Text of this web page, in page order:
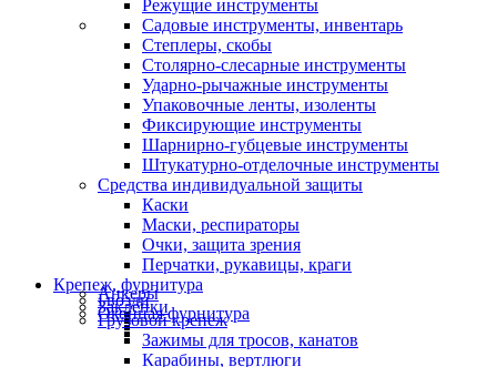
Режущие инструменты
Садовые инструменты, инвентарь
Степлеры, скобы
Столярно-слесарные инструменты
Ударно-рычажные инструменты
Упаковочные ленты, изоленты
Фиксирующие инструменты
Шарнирно-губцевые инструменты
Штукатурно-отделочные инструменты
Средства индивидуальной защиты
Каски
Маски, респираторы
Очки, защита зрения
Перчатки, рукавицы, краги
Крепеж, фурнитура
Анкеры
Гвозди
Заклепки
Оконная фурнитура
Грузовой крепеж
Зажимы для тросов, канатов
Карабины, вертлюги